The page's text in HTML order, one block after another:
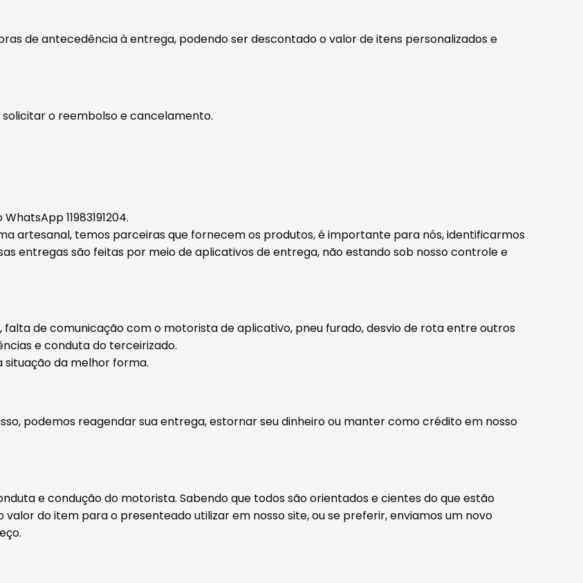
de antecedência à entrega, podendo ser descontado o valor de itens personalizados e
o reembolso e cancelamento.
11983191204.
artesanal, temos parceiras que fornecem os produtos, é importante para nós, identificarmos
entregas são feitas por meio de aplicativos de entrega, não estando sob nosso controle e
de comunicação com o motorista de aplicativo, pneu furado, desvio de rota entre outros
e conduta do terceirizado.
da melhor forma.
podemos reagendar sua entrega, estornar seu dinheiro ou manter como crédito em nosso
e condução do motorista. Sabendo que todos são orientados e cientes do que estão
do item para o presenteado utilizar em nosso site, ou se preferir, enviamos um novo